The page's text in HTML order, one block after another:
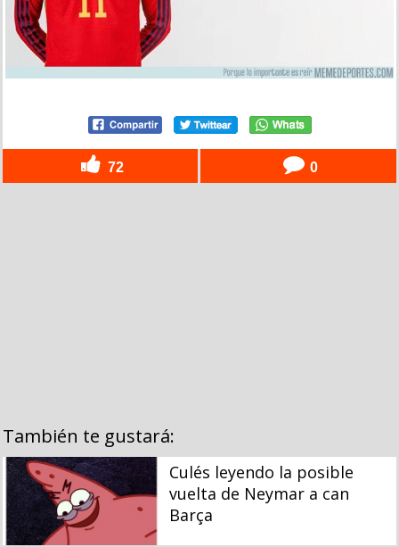
72 0
También te gustará:
Culés leyendo la posible
vuelta de Neymar a can
Barça